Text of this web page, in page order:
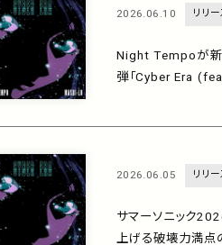
2026.06.10 リリー
Night Tempoが新
弾「Cyber Era
2026.06.05 リリー
サマーソニック
上げる破壊力満点